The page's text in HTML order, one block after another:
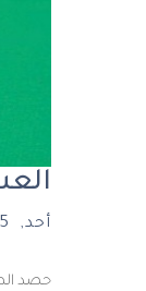
أحد, 04/13/2025 - 11:10